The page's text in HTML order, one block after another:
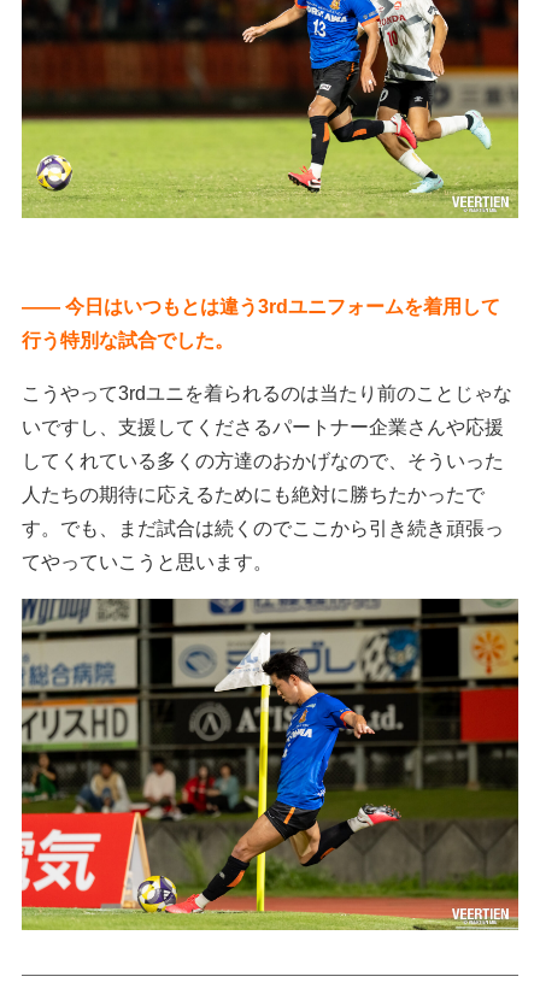
―― 今日はいつもとは違う3rdユニフォームを着用して
行う特別な試合でした。
こうやって3rdユニを着られるのは当たり前のことじゃな
いですし、支援してくださるパートナー企業さんや応援
してくれている多くの方達のおかげなので、そういった
人たちの期待に応えるためにも絶対に勝ちたかったで
す。でも、まだ試合は続くのでここから引き続き頑張っ
てやっていこうと思います。